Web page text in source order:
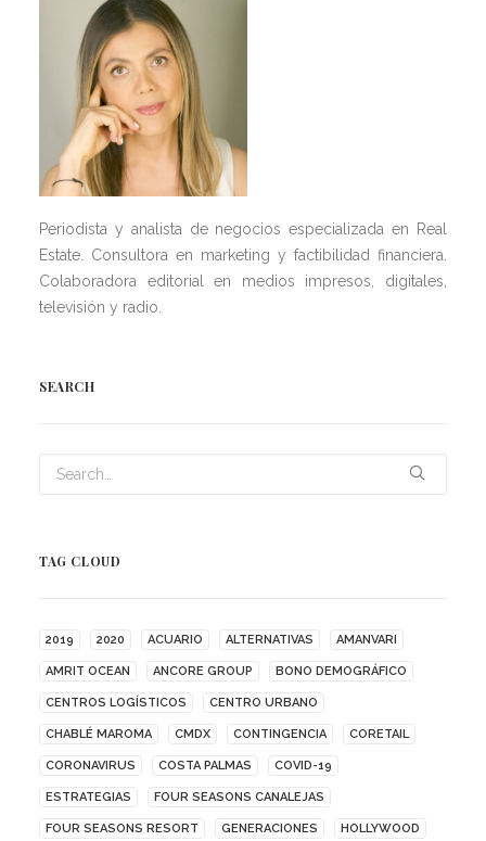
Periodista y analista de negocios especializada en Real
Estate. Consultora en marketing y factibilidad financiera.
Colaboradora editorial en medios impresos, digitales,
televisión y radio.
SEARCH
TAG CLOUD
2019 2020 ACUARIO ALTERNATIVAS AMANVARI
AMRIT OCEAN ANCORE GROUP BONO DEMOGRÁFICO
CENTROS LOGÍSTICOS CENTRO URBANO
CHABLÉ MAROMA CMDX CONTINGENCIA CORETAIL
CORONAVIRUS COSTA PALMAS COVID-19
ESTRATEGIAS FOUR SEASONS CANALEJAS
FOUR SEASONS RESORT GENERACIONES HOLLYWOOD